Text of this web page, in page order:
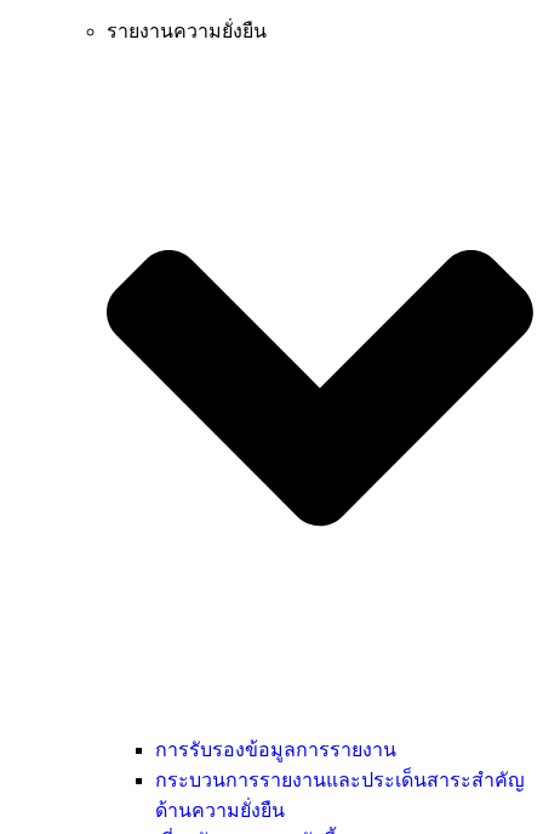
รายงานความยั่งยืน
การรับรองข้อมูลการรายงาน
กระบวนการรายงานและประเด็นสาระสำคัญ
ด้านความยั่งยืน